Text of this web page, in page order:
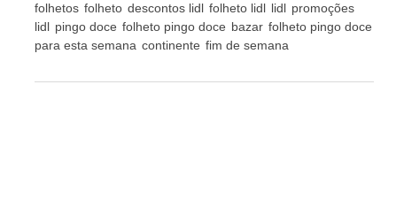
folhetos folheto descontos lidl folheto lidl lidl promoções
lidl pingo doce folheto pingo doce bazar folheto pingo doce
para esta semana continente fim de semana